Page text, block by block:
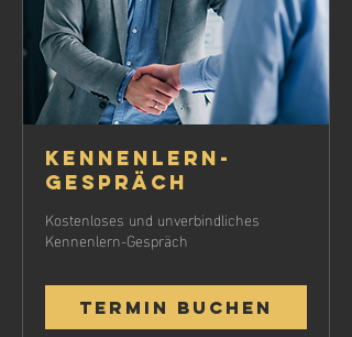
Kennenlern-
Gespräch
Kostenloses und unverbindliches
Kennenlern-Gespräch
Termin buchen